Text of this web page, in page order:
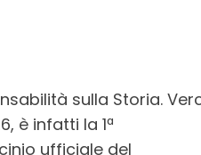
sulla Storia.
è infatti la 1ª
ufficiale del